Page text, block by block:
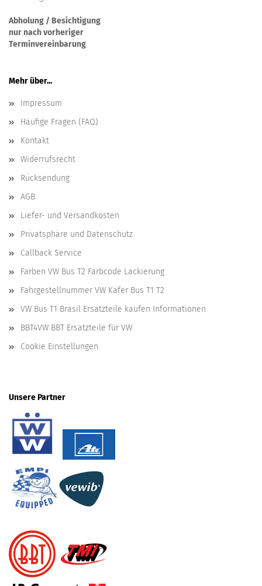
Abholung / Besichtigung
nur nach vorheriger
Terminvereinbarung
Mehr über...
Impressum
Häufige Fragen (FAQ)
Kontakt
Widerrufsrecht
Rücksendung
AGB
Liefer- und Versandkosten
Privatsphäre und Datenschutz
Callback Service
Farben VW Bus T2 Farbcode Lackierung
Fahrgestellnummer VW Käfer Bus T1 T2
VW Bus T1 Brasil Ersatzteile kaufen Informationen
BBT4VW BBT Ersatzteile für VW
Cookie Einstellungen
Unsere Partner